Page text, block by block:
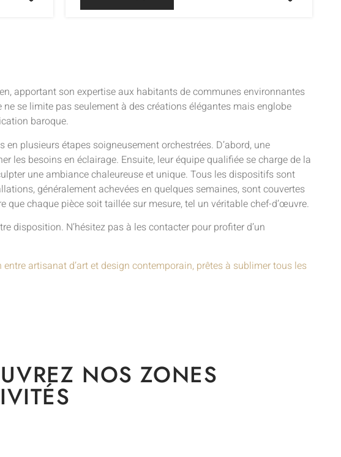
apportant son expertise aux habitants de communes environnantes
se limite pas seulement à des créations élégantes mais englobe
baroque.
plusieurs étapes soigneusement orchestrées. D’abord, une
les besoins en éclairage. Ensuite, leur équipe qualifiée se charge de la
une ambiance chaleureuse et unique. Tous les dispositifs sont
généralement achevées en quelques semaines, sont couvertes
chaque pièce soit taillée sur mesure, tel un véritable chef-d’œuvre.
disposition. N’hésitez pas à les contacter pour profiter d’un
artisanat d’art et design contemporain, prêtes à sublimer tous les
NOS ZONES